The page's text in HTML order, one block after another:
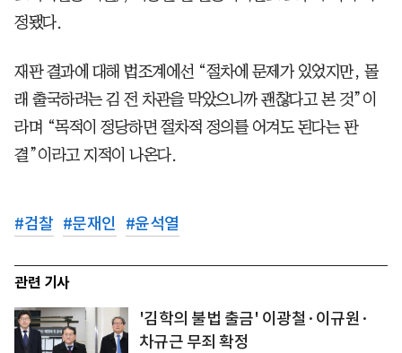
정됐다.
재판 결과에 대해 법조계에선 “절차에 문제가 있었지만, 몰
래 출국하려는 김 전 차관을 막았으니까 괜찮다고 본 것”이
라며 “목적이 정당하면 절차적 정의를 어겨도 된다는 판
결”이라고 지적이 나온다.
#검찰 #문재인 #윤석열
관련 기사
'김학의 불법 출금' 이광철·이규원·
차규근 무죄 확정